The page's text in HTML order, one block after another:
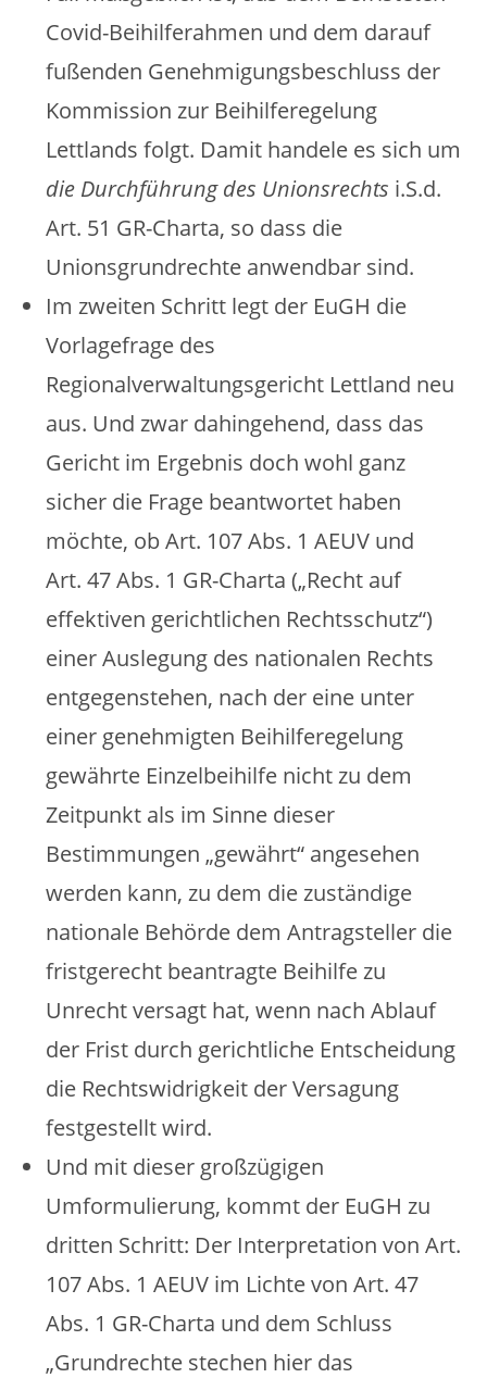
Covid-Beihilferahmen und dem darauf
fußenden Genehmigungsbeschluss der
Kommission zur Beihilferegelung
Lettlands folgt. Damit handele es sich um
die Durchführung des Unionsrechts i.S.d.
Art. 51 GR-Charta, so dass die
Unionsgrundrechte anwendbar sind.
Im zweiten Schritt legt der EuGH die
Vorlagefrage des
Regionalverwaltungsgericht Lettland neu
aus. Und zwar dahingehend, dass das
Gericht im Ergebnis doch wohl ganz
sicher die Frage beantwortet haben
möchte, ob Art. 107 Abs. 1 AEUV und
Art. 47 Abs. 1 GR-Charta („Recht auf
effektiven gerichtlichen Rechtsschutz“)
einer Auslegung des nationalen Rechts
entgegenstehen, nach der eine unter
einer genehmigten Beihilferegelung
gewährte Einzelbeihilfe nicht zu dem
Zeitpunkt als im Sinne dieser
Bestimmungen „gewährt“ angesehen
werden kann, zu dem die zuständige
nationale Behörde dem Antragsteller die
fristgerecht beantragte Beihilfe zu
Unrecht versagt hat, wenn nach Ablauf
der Frist durch gerichtliche Entscheidung
die Rechtswidrigkeit der Versagung
festgestellt wird.
Und mit dieser großzügigen
Umformulierung, kommt der EuGH zu
dritten Schritt: Der Interpretation von Art.
107 Abs. 1 AEUV im Lichte von Art. 47
Abs. 1 GR-Charta und dem Schluss
„Grundrechte stechen hier das